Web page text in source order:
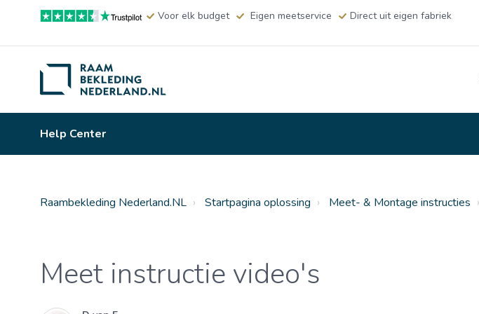
Voor elk budget Eigen meetservice
Direct uit eigen fabriek
Help Center
Raambekleding Nederland.NL Startpagina oplossing Meet- & Montage instructies
Meet instructie video's